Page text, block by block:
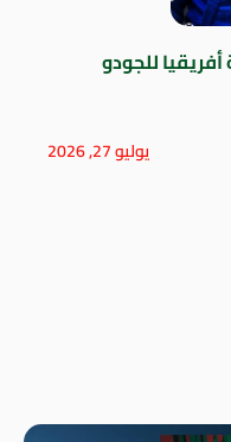
للجودو
يوليو 27, 2026